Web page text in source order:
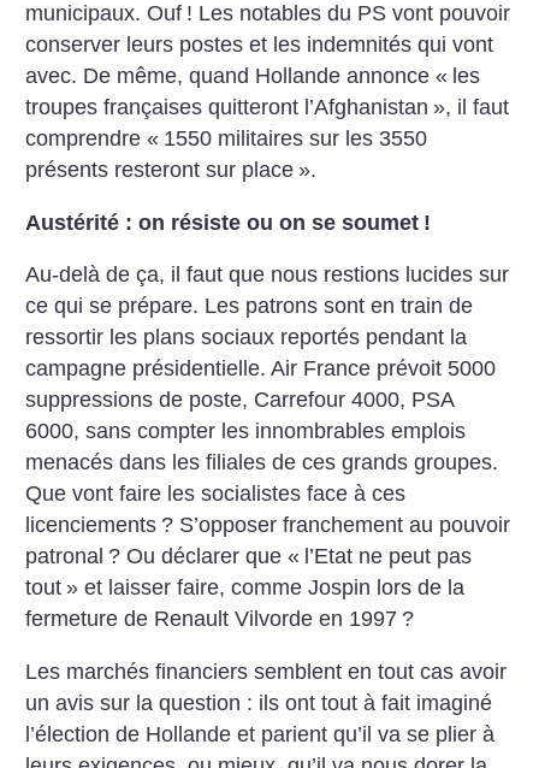
municipaux. Ouf ! Les notables du PS vont pouvoir
conserver leurs postes et les indemnités qui vont
avec. De même, quand Hollande annonce « les
troupes françaises quitteront l’Afghanistan », il faut
comprendre « 1550 militaires sur les 3550
présents resteront sur place ».
Austérité : on résiste ou on se soumet !
Au-delà de ça, il faut que nous restions lucides sur
ce qui se prépare. Les patrons sont en train de
ressortir les plans sociaux reportés pendant la
campagne présidentielle. Air France prévoit 5000
suppressions de poste, Carrefour 4000, PSA
6000, sans compter les innombrables emplois
menacés dans les filiales de ces grands groupes.
Que vont faire les socialistes face à ces
licenciements ? S’opposer franchement au pouvoir
patronal ? Ou déclarer que « l’Etat ne peut pas
tout » et laisser faire, comme Jospin lors de la
fermeture de Renault Vilvorde en 1997 ?
Les marchés financiers semblent en tout cas avoir
un avis sur la question : ils ont tout à fait imaginé
l’élection de Hollande et parient qu’il va se plier à